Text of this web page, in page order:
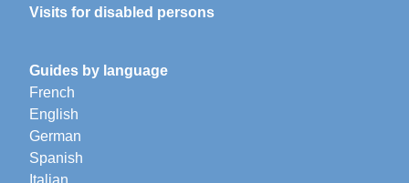
Visits for disabled persons
Guides by language
French
English
German
Spanish
Italian